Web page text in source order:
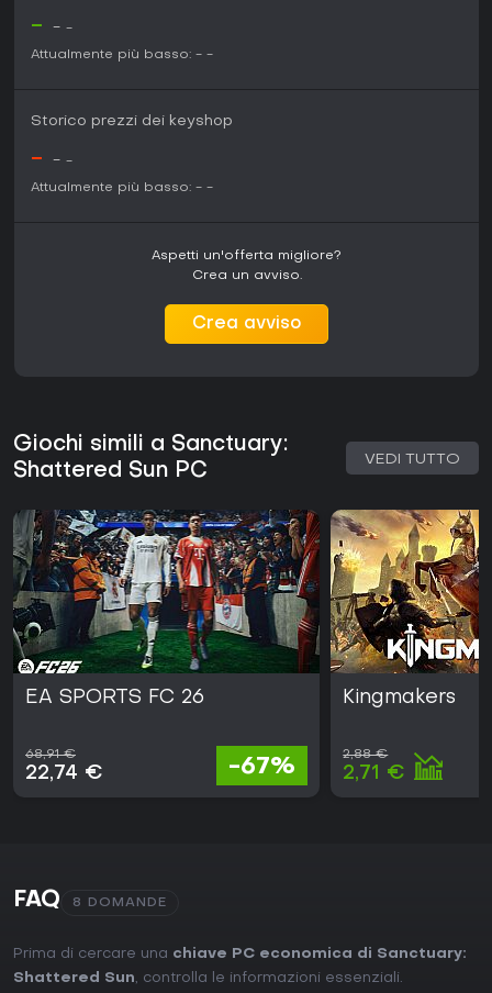
- - -
Attualmente più basso: - -
Storico prezzi dei keyshop
- - -
Attualmente più basso: - -
Aspetti un'offerta migliore?
Crea un avviso.
Crea avviso
Giochi simili a Sanctuary:
Shattered Sun PC
VEDI TUTTO
EA SPORTS FC 26
68,91 €
22,74 € -67%
Kingmakers
2,88 €
2,71 €
FAQ 8 DOMANDE
Prima di cercare una chiave PC economica di Sanctuary:
Shattered Sun, controlla le informazioni essenziali.